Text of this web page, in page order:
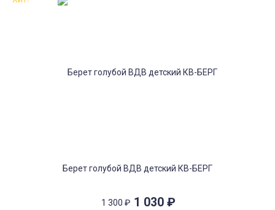
Берет голубой ВДВ детский КВ-БЕРГ
1 300 ₽ 1 030 ₽